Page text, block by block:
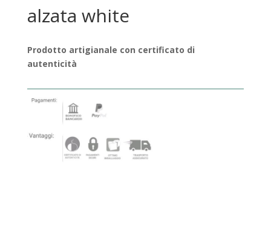
alzata white
Prodotto artigianale con certificato di
autenticità